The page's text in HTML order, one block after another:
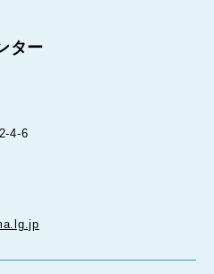
ター
4-6